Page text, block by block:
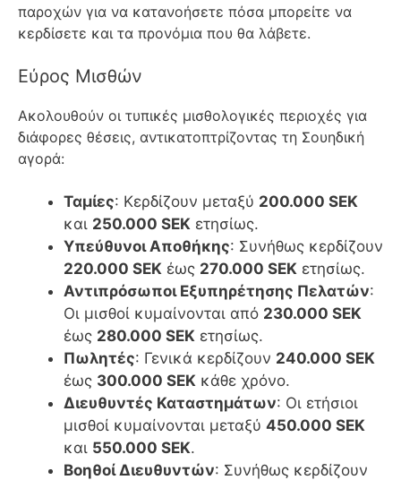
παροχών για να κατανοήσετε πόσα μπορείτε να
κερδίσετε και τα προνόμια που θα λάβετε.
Εύρος Μισθών
Ακολουθούν οι τυπικές μισθολογικές περιοχές για
διάφορες θέσεις, αντικατοπτρίζοντας τη Σουηδική
αγορά:
Ταμίες: Κερδίζουν μεταξύ 200.000 SEK
και 250.000 SEK ετησίως.
Υπεύθυνοι Αποθήκης: Συνήθως κερδίζουν
220.000 SEK έως 270.000 SEK ετησίως.
Αντιπρόσωποι Εξυπηρέτησης Πελατών:
Οι μισθοί κυμαίνονται από 230.000 SEK
έως 280.000 SEK ετησίως.
Πωλητές: Γενικά κερδίζουν 240.000 SEK
έως 300.000 SEK κάθε χρόνο.
Διευθυντές Καταστημάτων: Οι ετήσιοι
μισθοί κυμαίνονται μεταξύ 450.000 SEK
και 550.000 SEK.
Βοηθοί Διευθυντών: Συνήθως κερδίζουν